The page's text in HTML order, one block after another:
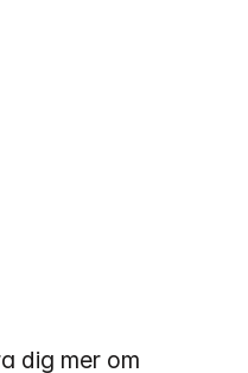
dig mer om